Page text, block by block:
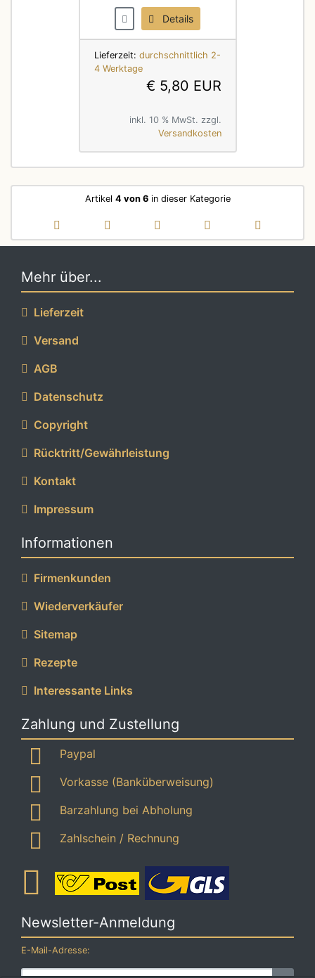
Details
Lieferzeit: durchschnittlich 2-
4 Werktage
€ 5,80 EUR
inkl. 10 % MwSt. zzgl.
Versandkosten
Artikel 4 von 6in dieser Kategorie
Mehr über...
Lieferzeit
Versand
AGB
Datenschutz
Copyright
Rücktritt/Gewährleistung
Kontakt
Impressum
Informationen
Firmenkunden
Wiederverkäufer
Sitemap
Rezepte
Interessante Links
Zahlung und Zustellung
Paypal
Vorkasse (Banküberweisung)
Barzahlung bei Abholung
Zahlschein / Rechnung
Newsletter-Anmeldung
E-Mail-Adresse: